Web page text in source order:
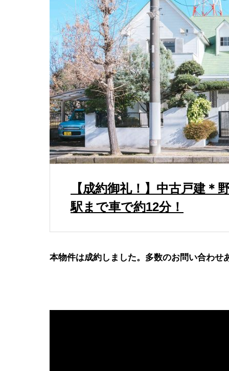
不動産事
法務×IT×不動
ナレ
野田市
【成約御礼！】中古戸建＊
駅まで車で約12分！
本物件は成約しました。多数のお問い合わせ